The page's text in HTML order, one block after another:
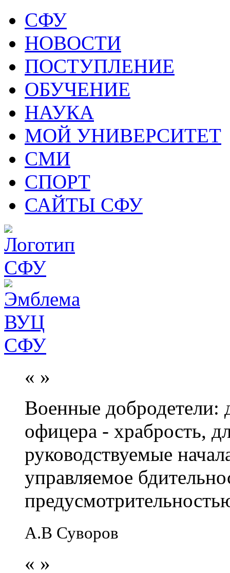
СФУ
НОВОСТИ
ПОСТУПЛЕНИЕ
ОБУЧЕНИЕ
НАУКА
МОЙ УНИВЕРСИТЕТ
СМИ
СПОРТ
САЙТЫ СФУ
« »
Военные добродетели:
офицера - храбрость,
руководствуемые
управляемое
А.В Суворов
« »